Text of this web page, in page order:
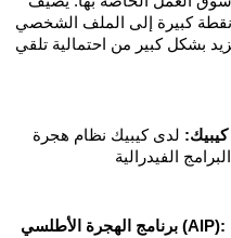
الترشيح من المقاطعات 600 نقطة كبيرة إلى الملف الشخصي
لبرنامج الدخول السريع، مما يزيد بشكل كبير من احتمالية تلقي
لدى كيبيك نظام هجرة
برنامج الهجرة الأطلسي (AIP):